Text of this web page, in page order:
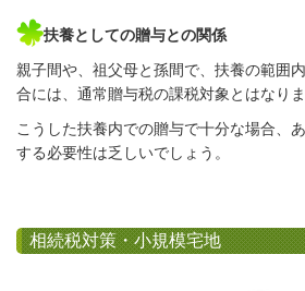
扶養としての贈与との関係
親子間や、祖父母と孫間で、扶養の範囲
合には、通常贈与税の課税対象とはなりま
こうした扶養内での贈与で十分な場合、
する必要性は乏しいでしょう。
相続税対策・小規模宅地